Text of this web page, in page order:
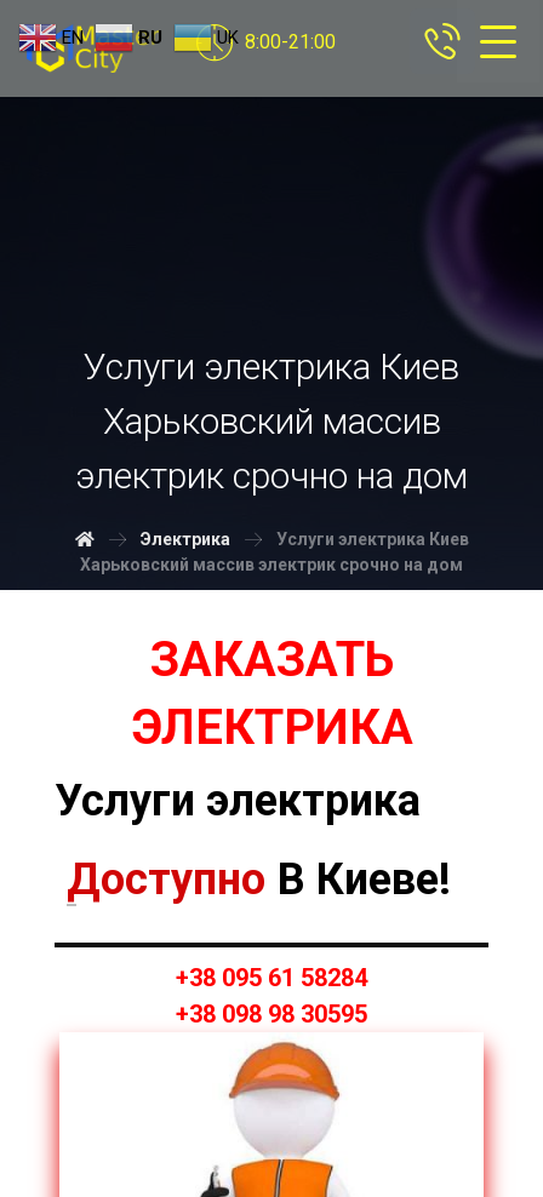
8:00-21:00
Услуги электрика Киев
Харьковский массив
электрик срочно на дом
Электрика
Услуги электрика Киев
Харьковский массив электрик срочно на дом
ЗАКАЗАТЬ
ЭЛЕКТРИКА
Услуги электрика
Доступно В Киеве!
+38 095 61 58284
+38 098 98 30595
EN RU UK